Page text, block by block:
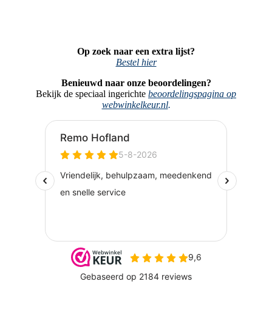
Op zoek naar een extra lijst?
Bestel hier
Benieuwd naar onze beoordelingen?
Bekijk de speciaal ingerichte beoordelingspagina op
webwinkelkeur.nl.